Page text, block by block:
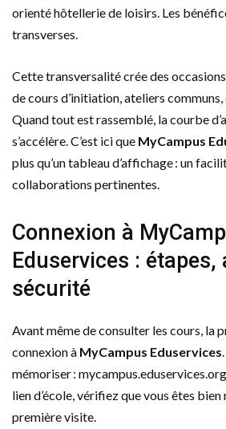
orienté hôtellerie de loisirs. Les
transverses.
Cette transversalité crée des
de cours d’initiation, ateliers
Quand tout est rassemblé, la courbe
s’accélère. C’est ici que MyCampus
plus qu’un tableau d’affichage : un
collaborations pertinentes.
Connexion à
Eduservices : étapes,
sécurité
Avant même de consulter les cours, la
connexion à MyCampus Eduservices
mémoriser :
lien d’école, vérifiez que vous êtes
première visite.